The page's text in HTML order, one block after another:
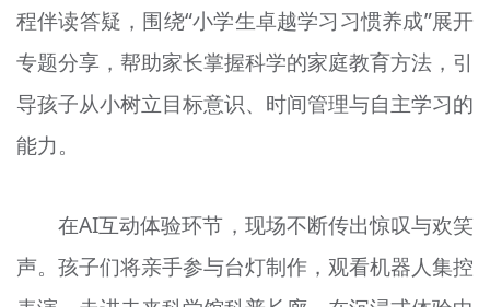
专题
资料库
+
程伴读答疑，围绕“小学生卓越学习习惯养成”展开
专题分享，帮助家长掌握科学的家庭教育方法，引
导孩子从小树立目标意识、时间管理与自主学习的
能力。
在AI互动体验环节，现场不断传出惊叹与欢笑
声。孩子们将亲手参与台灯制作，观看机器人集控